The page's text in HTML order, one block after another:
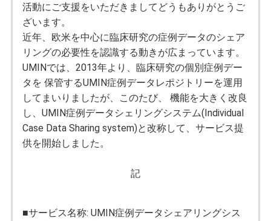
活動にご支援をいただきましてどうもありがとうご
ざいます。
近年、欧米を中心に臨床研究の症例データのシェア
リングの必要性を認識する動きが広まっています。
UMINでは、2013年より、臨床研究の個別症例デー
タを 保管するUMIN症例データレポジトリーを運用
してまいりましたが、このたび、 機能を大きく改良
し、UMIN症例データシェリングシステム(Individual
Case Data Sharing system)と改称して、サービス提
供を開始しました。
記
■サービス名称: UMIN症例データシェアリングシス